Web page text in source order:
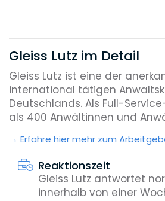
Gleiss Lutz im Detail
Gleiss Lutz ist eine der
international tätigen
Deutschlands. Als Full-
als 400 Anwältinnen und
Erfahre hier mehr zum
Reaktionszeit
Gleiss Lutz antwortet
innerhalb von einer